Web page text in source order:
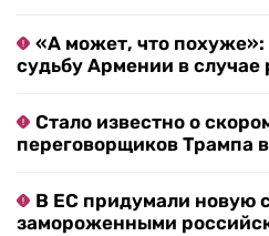
«А может, что
судьбу Армении в случае
Стало известно о
переговорщиков Трампа
В ЕС придумали новую
замороженными